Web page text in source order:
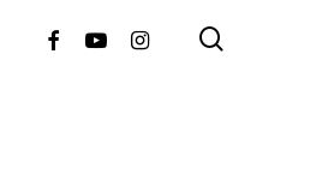
FacebookYoutubeInstagram